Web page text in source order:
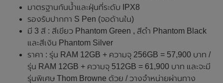
มาตรฐานกันน้ำและฝุ่นที่ระดับ IPX8
รองรับปากกา S Pen (จอด้านใน)
มี 3 สี : สีเขียว Phantom Green , สีดำ Phantom Black
และสีเงิน Phantom Silver
ราคา : รุ่น RAM 12GB + ความจุ 256GB = 57,900 บาท /
รุ่น RAM 12GB + ความจุ 512GB = 61,900 บาท และจะมี
รุ่นพิเศษ Thom Browne ด้วย / วางจำหน่ายผ่านทาง